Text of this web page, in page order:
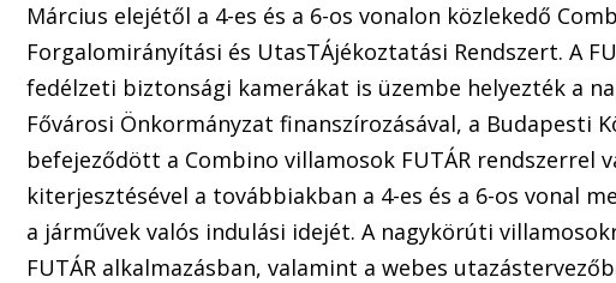
Március elejétől a 4-es és a 6-os vonalon közlekedő
Forgalomirányítási és UtasTÁjékoztatási Rendszert. A
fedélzeti biztonsági kamerákat is üzembe helyezték a
Fővárosi Önkormányzat finanszírozásával, a Budapesti
befejeződött a Combino villamosok FUTÁR rendszerrel
kiterjesztésével a továbbiakban a 4-es és a 6-os vonal
a járművek valós indulási idejét. A nagykörúti
FUTÁR alkalmazásban, valamint a webes